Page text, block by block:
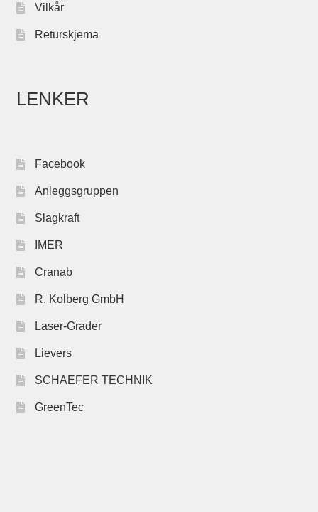
Vilkår
Returskjema
LENKER
Facebook
Anleggsgruppen
Slagkraft
IMER
Cranab
R. Kolberg GmbH
Laser-Grader
Lievers
SCHAEFER TECHNIK
GreenTec